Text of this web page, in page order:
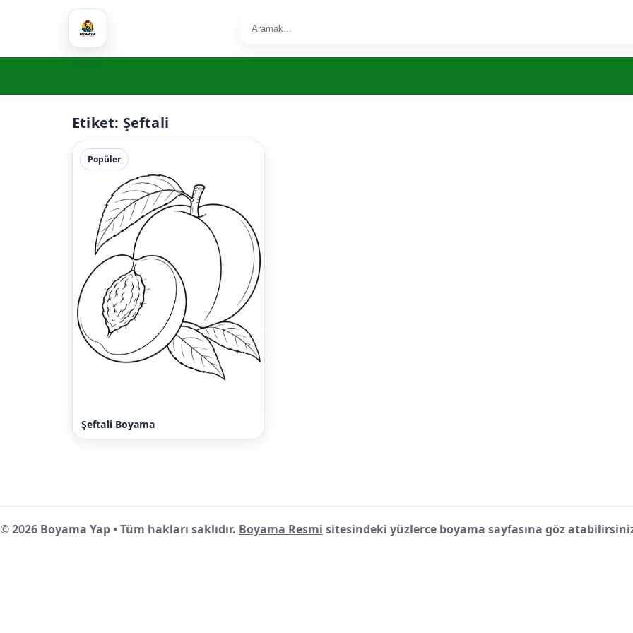
Etiket: Şeftali
Popüler
Şeftali Boyama
© 2026 Boyama Yap • Tüm hakları saklıdır. Boyama Resmi sitesindeki yüzlerce boyama sayfasına göz